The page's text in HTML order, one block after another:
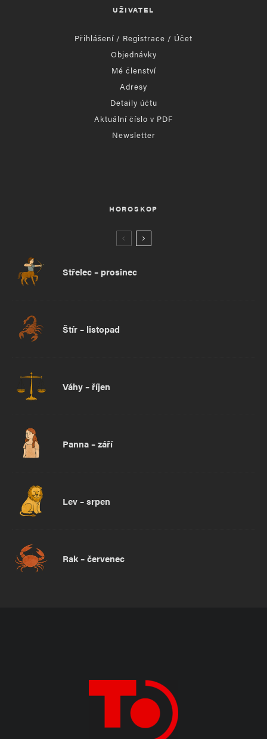
UŽIVATEL
Přihlášení / Registrace / Účet
Objednávky
Mé členství
Adresy
Detaily účtu
Aktuální číslo v PDF
Newsletter
HOROSKOP
Střelec – prosinec
Štír – listopad
Váhy – říjen
Panna – září
Lev – srpen
Rak – červenec